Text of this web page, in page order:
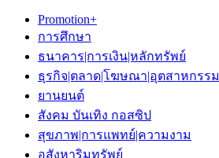
Promotion+
การศึกษา
ธนาคาร|การเงิน|หลักทรัพย์
ธุรกิจ|ตลาด|โฆษณา|อุตสาหกรรม
ยานยนต์
สังคม บันเทิง กอสซิป
สุขภาพ|การแพทย์|ความงาม
อสังหาริมทรัพย์